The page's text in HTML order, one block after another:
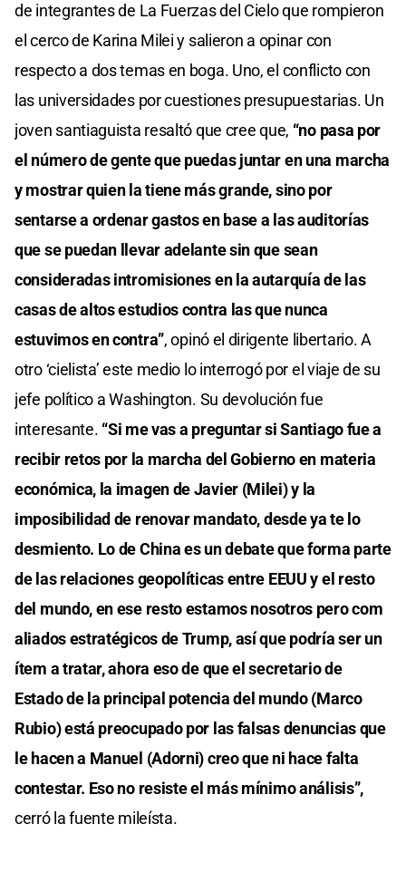
de integrantes de La Fuerzas del Cielo que rompieron
el cerco de Karina Milei y salieron a opinar con
respecto a dos temas en boga. Uno, el conflicto con
las universidades por cuestiones presupuestarias. Un
joven santiaguista resaltó que cree que, “no pasa por
el número de gente que puedas juntar en una marcha
y mostrar quien la tiene más grande, sino por
sentarse a ordenar gastos en base a las auditorías
que se puedan llevar adelante sin que sean
consideradas intromisiones en la autarquía de las
casas de altos estudios contra las que nunca
estuvimos en contra”, opinó el dirigente libertario. A
otro ‘cielista’ este medio lo interrogó por el viaje de su
jefe político a Washington. Su devolución fue
interesante. “Si me vas a preguntar si Santiago fue a
recibir retos por la marcha del Gobierno en materia
económica, la imagen de Javier (Milei) y la
imposibilidad de renovar mandato, desde ya te lo
desmiento. Lo de China es un debate que forma parte
de las relaciones geopolíticas entre EEUU y el resto
del mundo, en ese resto estamos nosotros pero com
aliados estratégicos de Trump, así que podría ser un
ítem a tratar, ahora eso de que el secretario de
Estado de la principal potencia del mundo (Marco
Rubio) está preocupado por las falsas denuncias que
le hacen a Manuel (Adorni) creo que ni hace falta
contestar. Eso no resiste el más mínimo análisis”,
cerró la fuente mileísta.